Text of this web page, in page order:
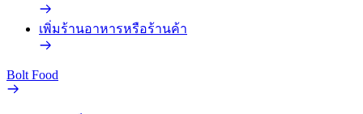
เพิ่มร้านอาหารหรือร้านค้า
Bolt Food